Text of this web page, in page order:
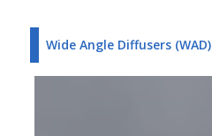
Wide Angle Diffusers (WAD)